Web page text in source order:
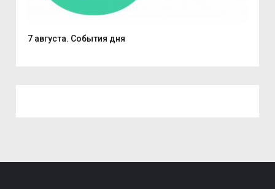
7 августа. События дня